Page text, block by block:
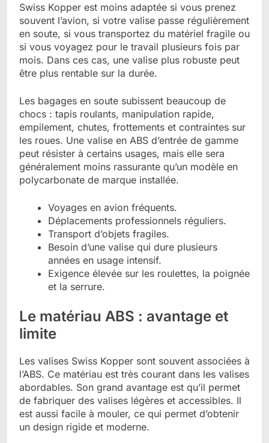
Swiss Kopper est moins adaptée si vous prenez
souvent l’avion, si votre valise passe régulièrement
en soute, si vous transportez du matériel fragile ou
si vous voyagez pour le travail plusieurs fois par
mois. Dans ces cas, une valise plus robuste peut
être plus rentable sur la durée.
Les bagages en soute subissent beaucoup de
chocs : tapis roulants, manipulation rapide,
empilement, chutes, frottements et contraintes sur
les roues. Une valise en ABS d’entrée de gamme
peut résister à certains usages, mais elle sera
généralement moins rassurante qu’un modèle en
polycarbonate de marque installée.
Voyages en avion fréquents.
Déplacements professionnels réguliers.
Transport d’objets fragiles.
Besoin d’une valise qui dure plusieurs
années en usage intensif.
Exigence élevée sur les roulettes, la poignée
et la serrure.
Le matériau ABS : avantage et
limite
Les valises Swiss Kopper sont souvent associées à
l’ABS. Ce matériau est très courant dans les valises
abordables. Son grand avantage est qu’il permet
de fabriquer des valises légères et accessibles. Il
est aussi facile à mouler, ce qui permet d’obtenir
un design rigide et moderne.